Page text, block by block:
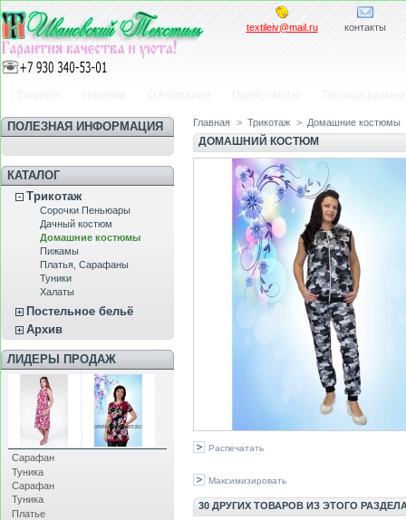
textileiv@mail.ru контакты
ПОЛЕЗНАЯ ИНФОРМАЦИЯ
КАТАЛОГ
Трикотаж
Сорочки Пеньюары
Дачный костюм
Домашние костюмы
Пижамы
Платья, Сарафаны
Туники
Халаты
Постельное бельё
Архив
ЛИДЕРЫ ПРОДАЖ
Сарафан
Туника
Сарафан
Туника
Платье
Главная > Трикотаж > Домашние костюмы
ДОМАШНИЙ КОСТЮМ
Распечатать
Максимизировать
30 ДРУГИХ ТОВАРОВ ИЗ ЭТОГО